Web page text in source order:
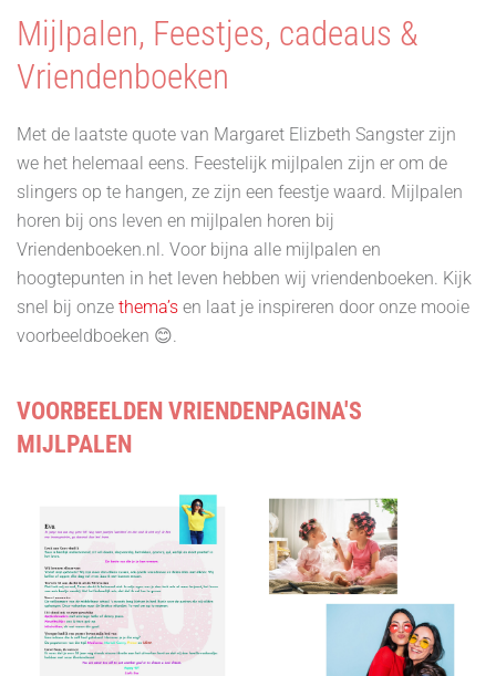
Mijlpalen, Feestjes, cadeaus &
Vriendenboeken
Met de laatste quote van Margaret Elizbeth Sangster zijn
we het helemaal eens. Feestelijk mijlpalen zijn er om de
slingers op te hangen, ze zijn een feestje waard. Mijlpalen
horen bij ons leven en mijlpalen horen bij
Vriendenboeken.nl. Voor bijna alle mijlpalen en
hoogtepunten in het leven hebben wij vriendenboeken. Kijk
snel bij onze thema’s en laat je inspireren door onze mooie
voorbeeldboeken 😊.
VOORBEELDEN VRIENDENPAGINA'S
MIJLPALEN